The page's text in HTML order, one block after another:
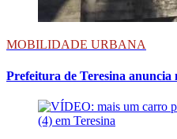
MOBILIDADE URBANA
Prefeitura de Teresina